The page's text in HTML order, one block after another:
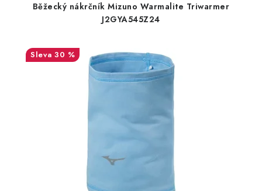
Běžecký nákrčník Mizuno Warmalite Triwarmer
J2GYA545Z24
30 %